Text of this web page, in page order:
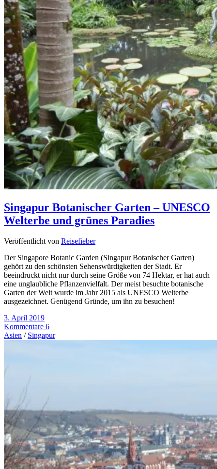
Singapur Botanischer Garten – UNESCO
Welterbe und grünes Paradies
Veröffentlicht von Reisefieber
Der Singapore Botanic Garden (Singapur Botanischer Garten)
gehört zu den schönsten Sehenswürdigkeiten der Stadt. Er
beeindruckt nicht nur durch seine Größe von 74 Hektar, er hat auch
eine unglaubliche Pflanzenvielfalt. Der meist besuchte botanische
Garten der Welt wurde im Jahr 2015 als UNESCO Welterbe
ausgezeichnet. Genügend Gründe, um ihn zu besuchen!
3. April 2019
Kommentare 6
Asien / Singapur